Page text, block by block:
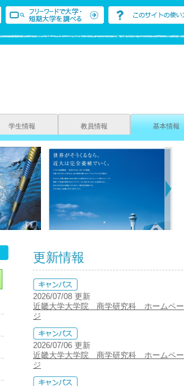
学生情報 教員情報 基本情報
更新情報
2026/07/08 更新
近畿大学大学院 商学研究科 ホームペー
ジ
2026/07/06 更新
近畿大学大学院 商学研究科 ホームペー
ジ